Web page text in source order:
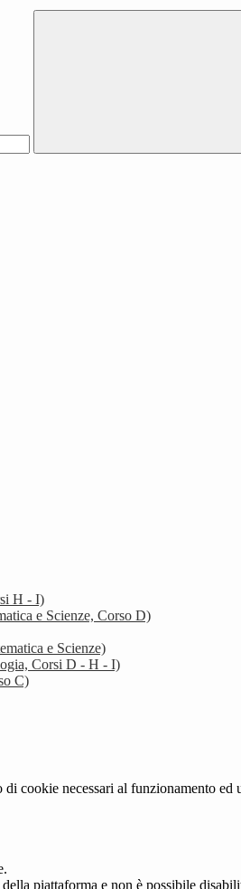
H - I)
e Scienze, Corso D)
e Scienze)
Corsi D - H - I)
C)
cookie necessari al funzionamento
piattaforma e non è possibile